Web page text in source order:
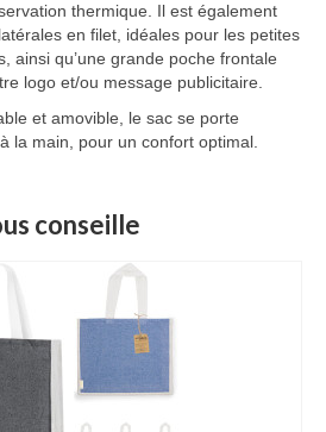
thermique. Il est également
en filet, idéales pour les petites
ainsi qu’une grande poche frontale
logo et/ou message publicitaire.
et amovible, le sac se porte
la main, pour un confort optimal.
conseille